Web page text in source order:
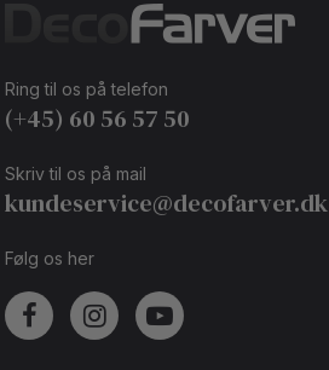
Ring til os på telefon
(+45) 60 56 57 50
Skriv til os på mail
kundeservice@decofarver.dk
Følg os her